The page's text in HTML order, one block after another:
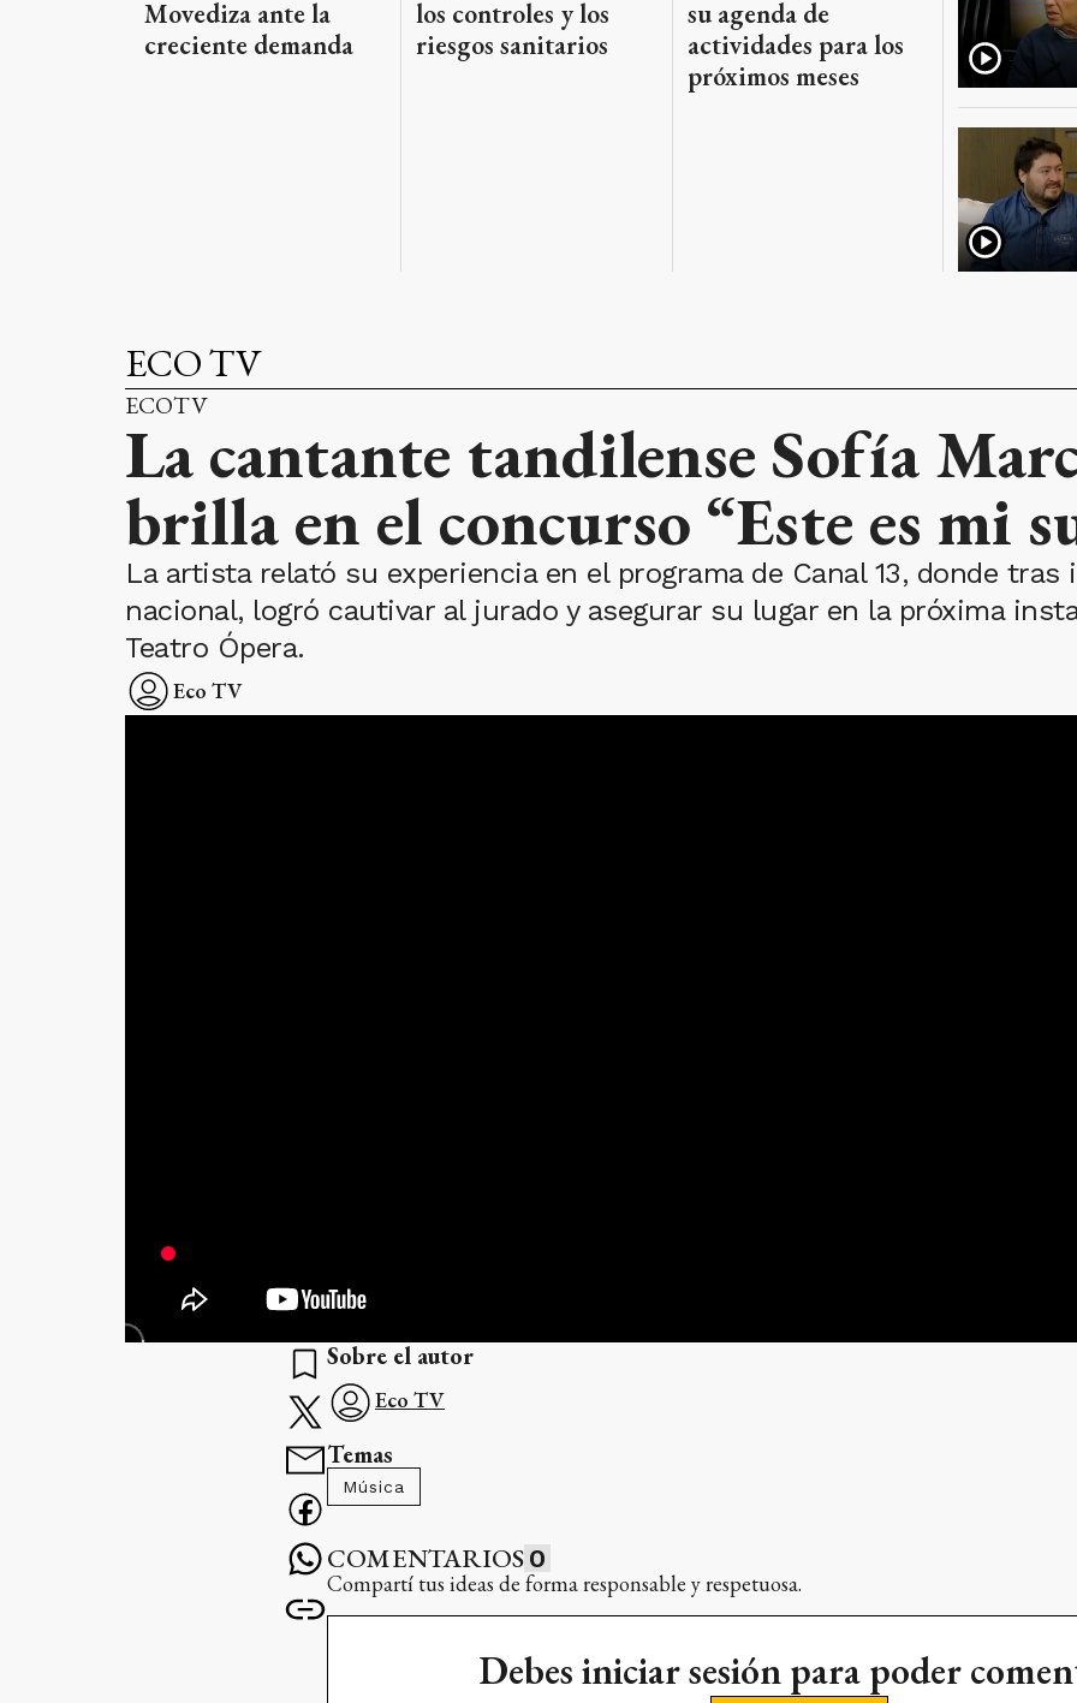
Movediza ante la
creciente demanda
los controles y los
riesgos sanitarios
su agenda de
actividades para los
próximos meses
ECO TV
ECOTV
La cantante tandilense Sofía
brilla en el concurso “Este es mi
La artista relató su experiencia en el programa de Canal 13, donde
nacional, logró cautivar al jurado y asegurar su lugar en la próxima
Teatro Ópera.
Eco TV
Sobre el autor
Eco TV
Temas
Música
COMENTARIOS 0
Compartí tus ideas de forma responsable y respetuosa.
Debes iniciar sesión para poder